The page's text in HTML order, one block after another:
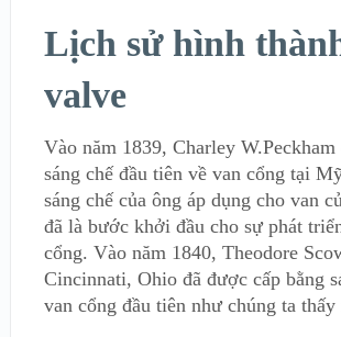
Lịch sử hình
valve
Vào năm 1839, Charley
sáng chế đầu tiên về van cổng tại
sáng chế của ông áp dụng cho van
đã là bước khởi đầu cho sự phát
cổng. Vào năm 1840, Theodore
Cincinnati, Ohio đã được cấp bằng
van cổng đầu tiên như chúng ta thấy